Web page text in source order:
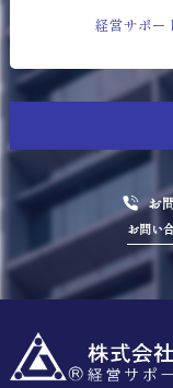
お
お問い
経営サポー